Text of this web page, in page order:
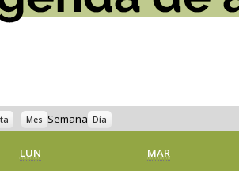
Mes Semana Día
LUNLUNES MAR